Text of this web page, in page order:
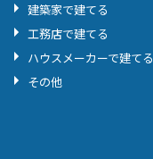
建築家で建てる
工務店で建てる
ハウスメーカーで建てる
その他